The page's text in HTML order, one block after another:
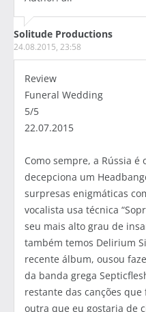
Solitude Productions
24.08.2015, 23:58
Review
Funeral Wedding
5/5
22.07.2015
Como sempre, a Rússia
decepciona um
surpresas enigmáticas
vocalista usa técnica
seu mais alto grau de
também temos Delirium
recente álbum, ousou
da banda grega
restante das canções
outra que eu gostaria de